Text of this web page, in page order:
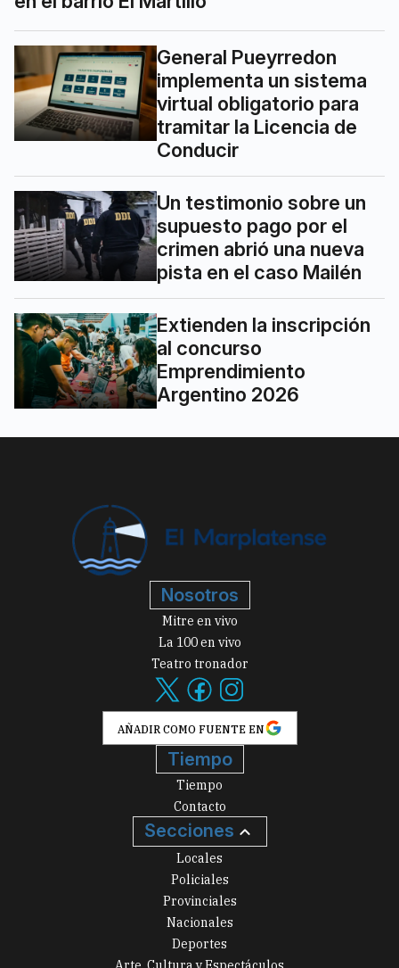
General Pueyrredon
implementa un sistema
virtual obligatorio para
tramitar la Licencia de
Conducir
Un testimonio sobre un
supuesto pago por el
crimen abrió una nueva
pista en el caso Mailén
Extienden la inscripción
al concurso
Emprendimiento
Argentino 2026
Nosotros
Mitre en vivo
La 100 en vivo
Teatro tronador
AÑADIR COMO FUENTE EN
Tiempo
Tiempo
Contacto
Secciones
Locales
Policiales
Provinciales
Nacionales
Deportes